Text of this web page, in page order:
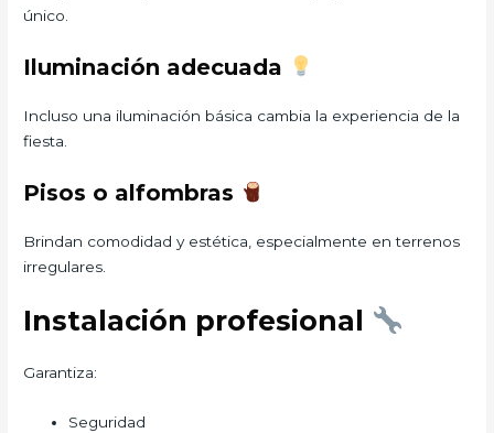
único.
Iluminación adecuada
Incluso una iluminación básica cambia la experiencia de la
fiesta.
Pisos o alfombras
Brindan comodidad y estética, especialmente en terrenos
irregulares.
Instalación profesional
Garantiza:
Seguridad